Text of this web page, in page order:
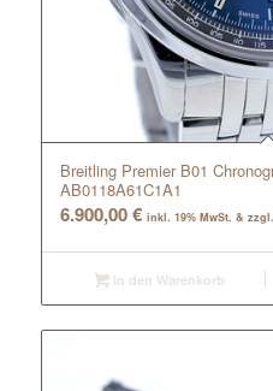
Breitling Premier B01
AB0118A61C1A1
6.900,00€ inkl. 19% MwSt. &
In den Warenkorb